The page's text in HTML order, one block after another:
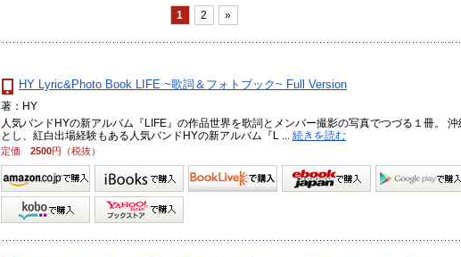
1 2 »
HY Lyric&Photo Book LIFE ~歌詞＆フォトブック~ Full Version
著：HY
人気バンドHYの新アルバム『LIFE』の作品世界を歌詞とメンバー撮影の写真でつづる１冊。 沖
とし、紅白出場経験もある人気バンドHYの新アルバム『L ... 続きを読む
定価 2500円（税抜）